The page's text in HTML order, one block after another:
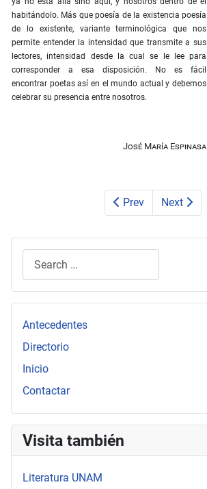
habitán­dolo. Más que poesía de la existencia poesía
de lo existente, variante terminológica que nos
permite en­tender la intensidad que transmite a sus
lectores, in­tensidad desde la cual se le lee para
corresponder a esa disposición. No es fácil
encontrar poetas así en el mundo actual y debemos
celebrar su presencia entre nosotros.
José María Espinasa
Prev Next
Antecedentes
Directorio
Inicio
Contactar
Visita también
Literatura UNAM